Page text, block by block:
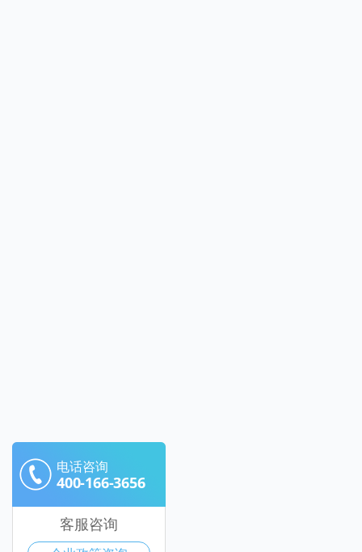
电话咨询
400-166-3656
客服咨询